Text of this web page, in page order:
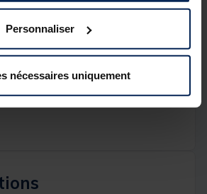
Personnaliser
nécessaires uniquement
conçu pour la pêche à
distance.
exceptionnelle.